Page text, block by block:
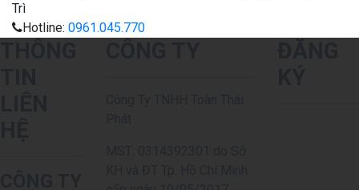
Trì
Hotline: 0961.045.770